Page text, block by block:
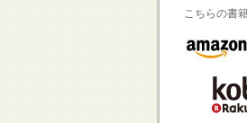
こちらの書